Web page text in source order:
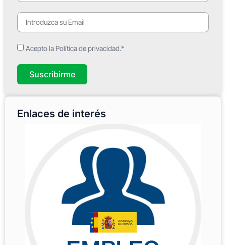
Acepto la Política de privacidad.*
Suscribirme
Enlaces de interés